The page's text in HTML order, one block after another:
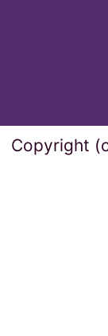
Copyright